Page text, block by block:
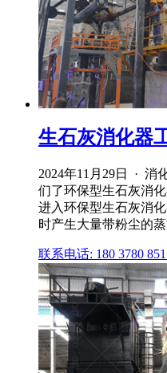
生石灰消化器
2024年11月29日 · 消
们了环保型生石灰消
进入环保型生石灰消
时产生大量带粉尘的
联系电话: 180 3780